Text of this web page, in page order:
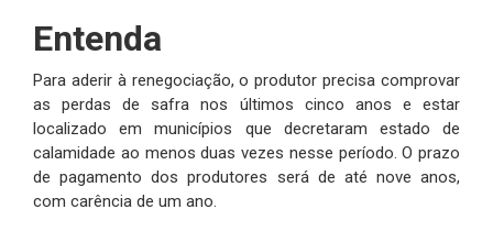
Entenda
Para aderir à renegociação, o produtor precisa comprovar
as perdas de safra nos últimos cinco anos e estar
localizado em municípios que decretaram estado de
calamidade ao menos duas vezes nesse período. O prazo
de pagamento dos produtores será de até nove anos,
com carência de um ano.